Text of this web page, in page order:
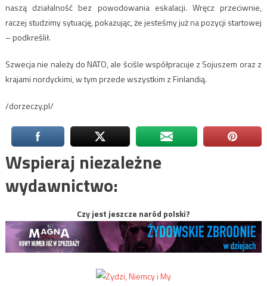
naszą działalność bez powodowania eskalacji. Wręcz przeciwnie,
raczej studzimy sytuację, pokazując, że jesteśmy już na pozycji startowej
– podkreślił.
Szwecja nie należy do NATO, ale ściśle współpracuje z Sojuszem oraz z
krajami nordyckimi, w tym przede wszystkim z Finlandią.
/dorzeczy.pl/
Wspieraj niezależne
wydawnictwo:
Czy jest jeszcze naród polski?